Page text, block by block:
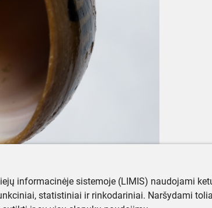
informacinėje sistemoje (LIMIS) naudojami
statistiniai ir rinkodariniai. Naršydami